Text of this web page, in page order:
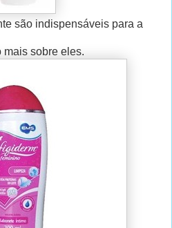
são indispensáveis para a
mais sobre eles.